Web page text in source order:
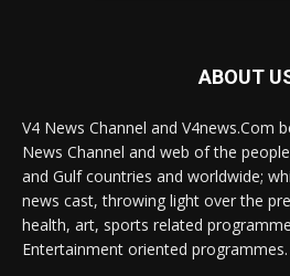
ABOUT
V4 News Channel and V4news.Com
News Channel and web of the
and Gulf countries and worldwide;
news cast, throwing light over the
health, art, sports related
Entertainment oriented programmes.